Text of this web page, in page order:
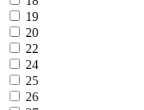
19
20
22
24
25
26